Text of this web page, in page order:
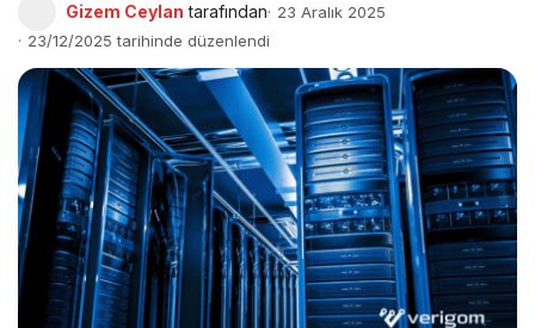
Gizem Ceylan tarafından
23 Aralık 2025
23/12/2025 tarihinde düzenlendi